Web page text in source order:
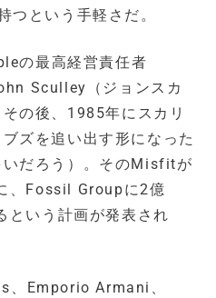
つという手軽さだ。
の最高経営責任者
Sculley（ジョンスカ
の後、1985年にスカリ
ズを追い出す形になった
いだろう）。そのMisfitが
、Fossil Groupに2億
という計画が発表され
Emporio Armani、